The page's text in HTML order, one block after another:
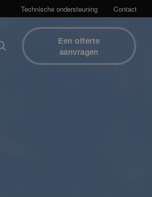
Technische ondersteuning Contact
Een offerte
aanvragen